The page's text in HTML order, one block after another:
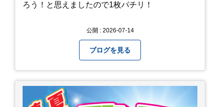
ろう！と思えましたので1枚パチリ！
公開 : 2026-07-14
ブログを見る